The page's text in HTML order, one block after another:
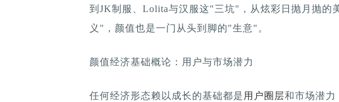
到JK制服、Lolita与汉服这"三坑"，从炫彩日抛月抛的
义"，颜值也是一门从头到脚的"生意"。
颜值经济基础概论：用户与市场潜力
任何经济形态赖以成长的基础都是 用户圈层和市场潜力